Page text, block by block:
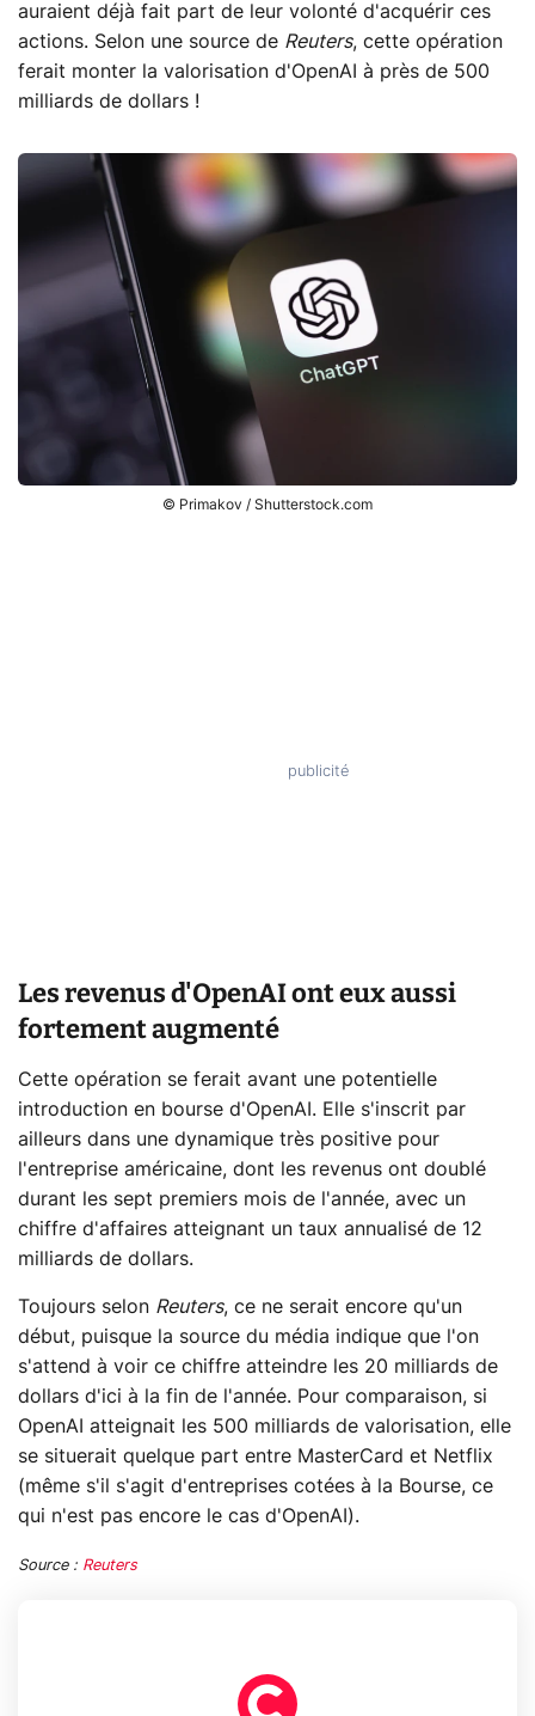
auraient déjà fait part de leur volonté d'acquérir ces
actions. Selon une source de Reuters, cette opération
ferait monter la valorisation d'OpenAI à près de 500
milliards de dollars !
© Primakov / Shutterstock.com
Les revenus d'OpenAI ont eux aussi
fortement augmenté
Cette opération se ferait avant une potentielle
introduction en bourse d'OpenAI. Elle s'inscrit par
ailleurs dans une dynamique très positive pour
l'entreprise américaine, dont les revenus ont doublé
durant les sept premiers mois de l'année, avec un
chiffre d'affaires atteignant un taux annualisé de 12
milliards de dollars.
Toujours selon Reuters, ce ne serait encore qu'un
début, puisque la source du média indique que l'on
s'attend à voir ce chiffre atteindre les 20 milliards de
dollars d'ici à la fin de l'année. Pour comparaison, si
OpenAI atteignait les 500 milliards de valorisation, elle
se situerait quelque part entre MasterCard et Netflix
(même s'il s'agit d'entreprises cotées à la Bourse, ce
qui n'est pas encore le cas d'OpenAI).
Source : Reuters